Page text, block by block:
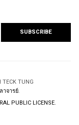
TUNG
จารย์.
PUBLIC LICENSE.